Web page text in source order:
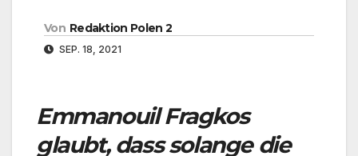
Von Redaktion Polen 2
SEP. 18, 2021
Emmanouil Fragkos
glaubt, dass solange die